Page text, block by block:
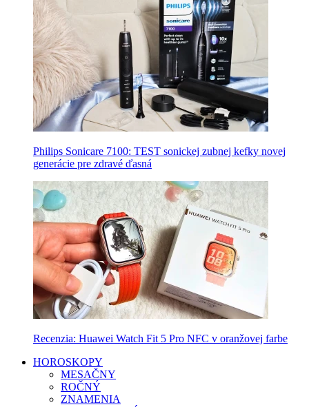
Philips Sonicare 7100: TEST sonickej zubnej kefky novej
generácie pre zdravé ďasná
Recenzia: Huawei Watch Fit 5 Pro NFC v oranžovej farbe
HOROSKOPY
MESAČNY
ROČNÝ
ZNAMENIA